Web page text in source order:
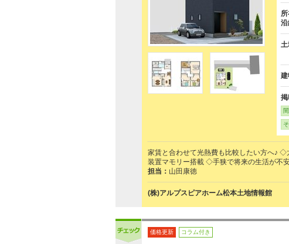
家賃と合わせて光熱費も比較したい方へ♪
装置マモリー搭載 ◇手狭で将来の生活が不
担当： 山田康徳
(株)アルプスピアホーム松本土地情報館
価格更新 コラム付き